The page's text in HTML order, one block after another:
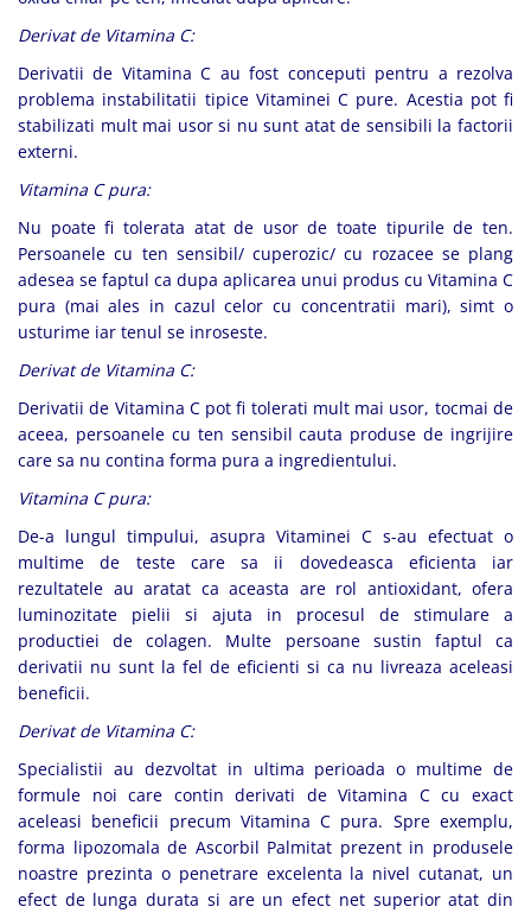
Derivat de Vitamina C:
Derivatii de Vitamina C au fost conceputi pentru a rezolva
problema instabilitatii tipice Vitaminei C pure. Acestia pot fi
stabilizati mult mai usor si nu sunt atat de sensibili la factorii
externi.
Vitamina C pura:
Nu poate fi tolerata atat de usor de toate tipurile de ten.
Persoanele cu ten sensibil/ cuperozic/ cu rozacee se plang
adesea se faptul ca dupa aplicarea unui produs cu Vitamina C
pura (mai ales in cazul celor cu concentratii mari), simt o
usturime iar tenul se inroseste.
Derivat de Vitamina C:
Derivatii de Vitamina C pot fi tolerati mult mai usor, tocmai de
aceea, persoanele cu ten sensibil cauta produse de ingrijire
care sa nu contina forma pura a ingredientului.
Vitamina C pura:
De-a lungul timpului, asupra Vitaminei C s-au efectuat o
multime de teste care sa ii dovedeasca eficienta iar
rezultatele au aratat ca aceasta are rol antioxidant, ofera
luminozitate pielii si ajuta in procesul de stimulare a
productiei de colagen. Multe persoane sustin faptul ca
derivatii nu sunt la fel de eficienti si ca nu livreaza aceleasi
beneficii.
Derivat de Vitamina C:
Specialistii au dezvoltat in ultima perioada o multime de
formule noi care contin derivati de Vitamina C cu exact
aceleasi beneficii precum Vitamina C pura. Spre exemplu,
forma lipozomala de Ascorbil Palmitat prezent in produsele
noastre prezinta o penetrare excelenta la nivel cutanat, un
efect de lunga durata si are un efect net superior atat din